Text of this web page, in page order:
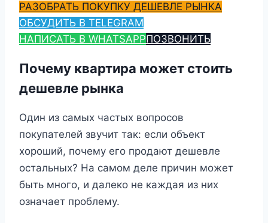
РАЗОБРАТЬ ПОКУПКУ ДЕШЕВЛЕ РЫНКА
ОБСУДИТЬ В TELEGRAM
НАПИСАТЬ В WHATSAPPПОЗВОНИТЬ
Почему квартира может стоить
дешевле рынка
Один из самых частых вопросов
покупателей звучит так: если объект
хороший, почему его продают дешевле
остальных? На самом деле причин может
быть много, и далеко не каждая из них
означает проблему.